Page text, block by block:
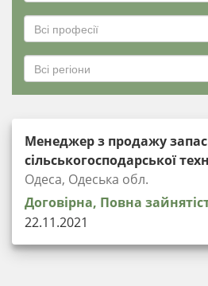
Всі професії
Всі регіони
Менеджер з продажу
сільськогосподарської
Одеса, Одеська обл.
Договірна, Повна
22.11.2021